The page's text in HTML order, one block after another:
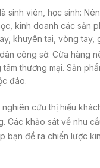
sinh viên, học sinh:
kinh doanh các sản
khuyên tai, vòng tay,
công sở: Cửa hàng
thương mại. Sản
đáo.
cứu thị hiếu
Các khảo sát về nhu
bạn đề ra chiến lược